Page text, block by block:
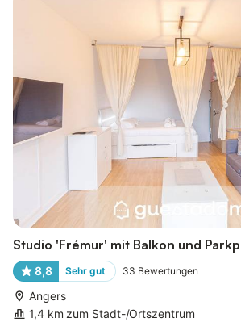
Studio 'Frémur' mit Balkon und
8,8 Sehr gut 33 Bewertungen
Angers
1,4 km zum Stadt-/Ortszentrum